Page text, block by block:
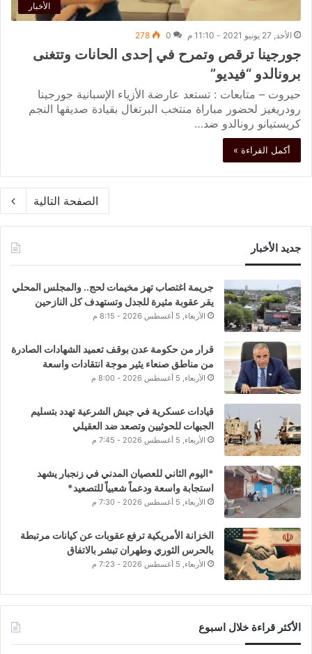
الأخبار
الأحد, 27 يونيو 2021 - 11:10 م 0
278
جورجينا ترقص وتمرح في إحدى الحانات وتتغنى
برونالدو “فيديو”
حيروت – متابعات : تستعد عارضة الأزياء الإسبانية جورجينا
رودريغيز لحضور مباراة منتخب البرتغال بقيادة صديقها النجم
كريستيانو رونالدو ضد…
أكمل القراءة »
الصفحة التالية
جديد الأخبار
جريمة اغتصاب تهز مخيمات لحج.. والمجلس المحلي
يقر عقوبة مثيرة للجدل وتستهدف كل النازحين
الأربعاء, 5 أغسطس 2026 - 8:15 م
قرار من حكومة عدن بوقف تعميد الشهادات الصادرة
من مناطق صنعاء يثير موجة انتقادات واسعة
الأربعاء, 5 أغسطس 2026 - 8:00 م
قيادات عسكرية في جيش الشرعية تهدد بتسليم
الجبهات للحوثيين وتصعد ضد العقيلي
الأربعاء, 5 أغسطس 2026 - 7:45 م
*اليوم الثاني للعصيان المدني في زنجبار يشهد
استجابة واسعة ودعماً شعبياً للتصعيد*
الأربعاء, 5 أغسطس 2026 - 7:30 م
الخزانة الأمريكية ترفع عقوبات عن كيانات مرتبطة
بالحرس الثوري وطهران تبشر بالاتفاق
الأربعاء, 5 أغسطس 2026 - 7:23 م
الأكثر قراءة خلال اسبوع